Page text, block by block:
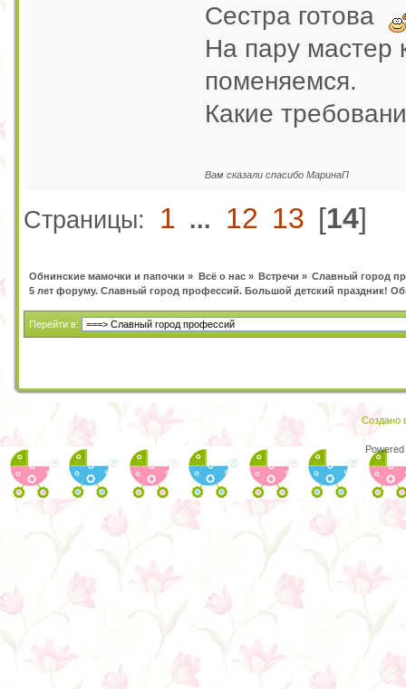
Сестра готова
На пару мастер
поменяемся.
Какие
Вам сказали спасибо МаринаП
Страницы: 1 ... 12 13 [14]
Обнинские мамочки и папочки » Всё о нас» Встречи » Славный город
5 лет форуму. Славный город профессий. Большой детский праздник!
Перейти в:
Создано